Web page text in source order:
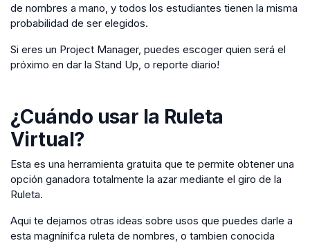
de nombres a mano, y todos los estudiantes tienen la misma
probabilidad de ser elegidos.
Si eres un Project Manager, puedes escoger quien será el
próximo en dar la Stand Up, o reporte diario!
¿Cuándo usar la Ruleta
Virtual?
Esta es una herramienta gratuita que te permite obtener una
opción ganadora totalmente la azar mediante el giro de la
Ruleta.
Aqui te dejamos otras ideas sobre usos que puedes darle a
esta magnínifca ruleta de nombres, o tambien conocida